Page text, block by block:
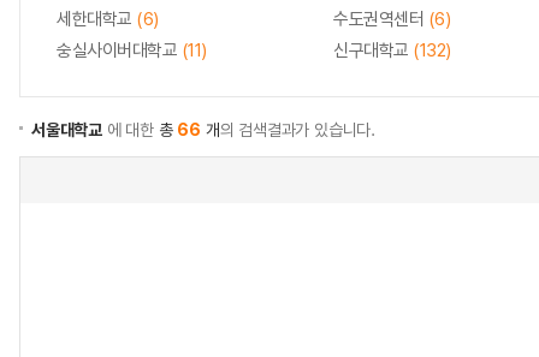
세한대학교 (6) 수도권역센터 (6)
숭실사이버대학교 (11) 신구대학교 (132)
서울대학교 에 대한 총 66 개의 검색결과가 있습니다.